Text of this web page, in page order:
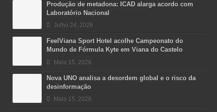
Produção de metadona: ICAD alarga acordo com
Laboratório Nacional
Julho 24, 2026
FeelViana Sport Hotel acolhe Campeonato do
Mundo de Fórmula Kyte em Viana do Castelo
Maio 15, 2026
Nova UNO analisa a desordem global e o risco da
desinformação
Maio 15, 2026